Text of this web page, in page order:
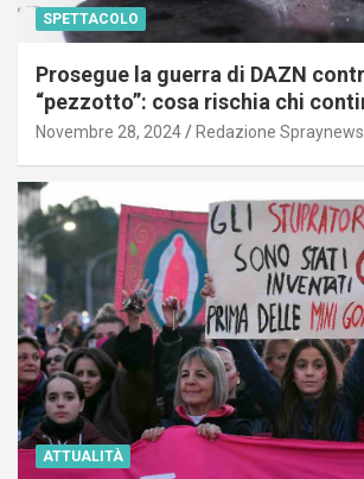
SPETTACOLO
Prosegue la guerra di DAZN
“pezzotto”: cosa rischia chi
Novembre 28, 2024 Redazione Spraynews
ATTUALITÀ